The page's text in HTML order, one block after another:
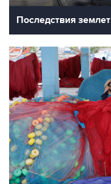
Последствия